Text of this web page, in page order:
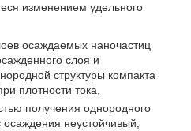
изменением удельного
осаждаемых наночастиц
слоя и
структуры компакта
плотности тока,
получения однородного
неустойчивый,